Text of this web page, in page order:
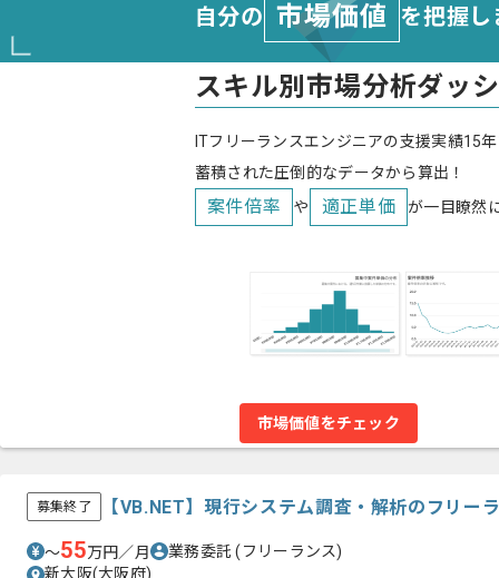
自分の 市場価値 を把握
スキル別市場分析ダッ
ITフリーランスエンジニアの支援実績15
蓄積された圧倒的なデータから算出！
案件倍率 や 適正単価 が一目瞭然
市場価値をチェック
募集終了 【VB.NET】現行システム調査・解析のフリー
〜55万円／月 業務委託(フリーランス)
新大阪(大阪府)